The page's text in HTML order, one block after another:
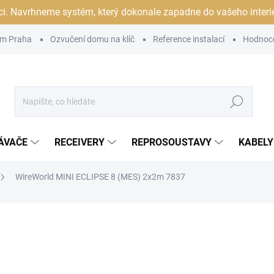
Navrhneme systém, který dokonale zapadne do vašeho
Praha Ozvučení domu na klíč Reference instalací
Hledat
RECEIVERY REPROSOUSTAVY
WireWorld MINI ECLIPSE 8 (MES) 2x2m 7837